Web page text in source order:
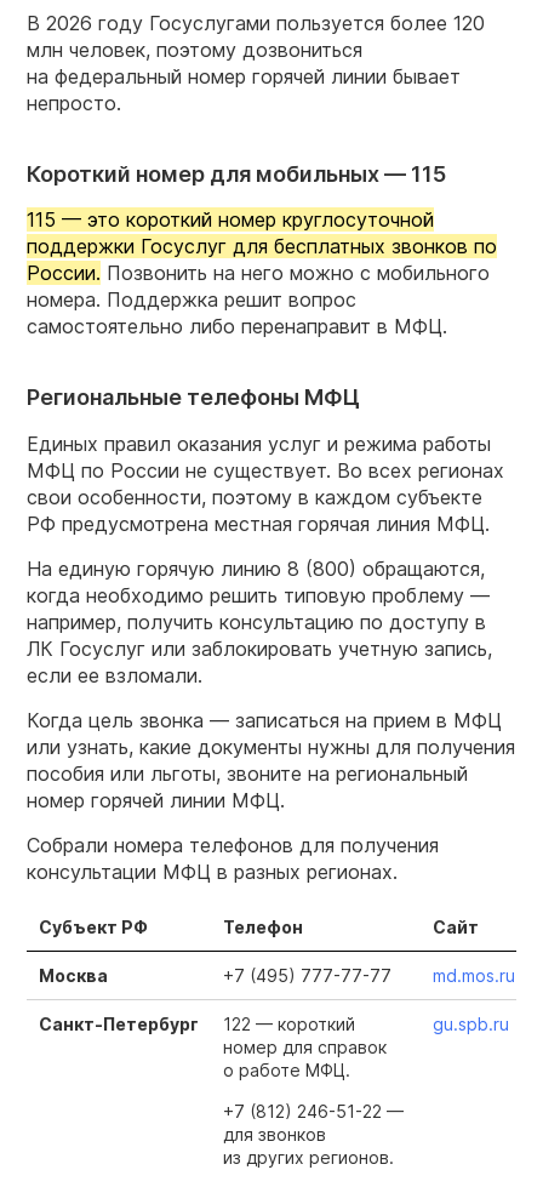
В 2026 году Госуслугами пользуется более 120
млн человек, поэтому дозвониться
на федеральный номер горячей линии бывает
непросто.
Короткий номер для мобильных — 115
115 — это короткий номер круглосуточной
поддержки Госуслуг для бесплатных звонков по
России. Позвонить на него можно с мобильного
номера. Поддержка решит вопрос
самостоятельно либо перенаправит в МФЦ.
Региональные телефоны МФЦ
Единых правил оказания услуг и режима работы
МФЦ по России не существует. Во всех регионах
свои особенности, поэтому в каждом субъекте
РФ предусмотрена местная горячая линия МФЦ.
На единую горячую линию 8 (800) обращаются,
когда необходимо решить типовую проблему —
например, получить консультацию по доступу в
ЛК Госуслуг или заблокировать учетную запись,
если ее взломали.
Когда цель звонка — записаться на прием в МФЦ
или узнать, какие документы нужны для получения
пособия или льготы, звоните на региональный
номер горячей линии МФЦ.
Собрали номера телефонов для получения
консультации МФЦ в разных регионах.
Субъект РФ Телефон Сайт
Москва +7 (495) 777-77-77 md.mos.ru
Санкт-Петербург
122 — короткий
номер для справок
о работе МФЦ.
+7 (812) 246-51-22 —
для звонков
из других регионов.
gu.spb.ru